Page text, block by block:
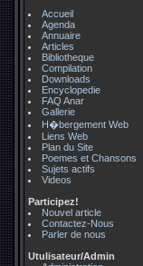
Accueil
Agenda
Annuaire
Articles
Bibliotheque
Compilation
Downloads
Encyclopedie
FAQ Anar
Gallerie
H�bergement Web
Liens Web
Plan du Site
Poemes et Chansons
Sujets actifs
Videos
Participez!
Nouvel article
Contactez-Nous
Parler de nous
Utulisateur/Admin